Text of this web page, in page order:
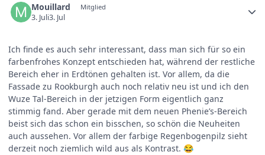
Mouillard Mitglied
3. Juli3. Jul
Ich finde es auch sehr interessant, dass man sich für so ein
farbenfrohes Konzept entschieden hat, während der restliche
Bereich eher in Erdtönen gehalten ist. Vor allem, da die
Fassade zu Rookburgh auch noch relativ neu ist und ich den
Wuze Tal-Bereich in der jetzigen Form eigentlich ganz
stimmig fand. Aber gerade mit dem neuen Phenie’s-Bereich
beist sich das schon ein bisschen, so schön die Neuheiten
auch aussehen. Vor allem der farbige Regenbogenpilz sieht
derzeit noch ziemlich wild aus als Kontrast. 😂